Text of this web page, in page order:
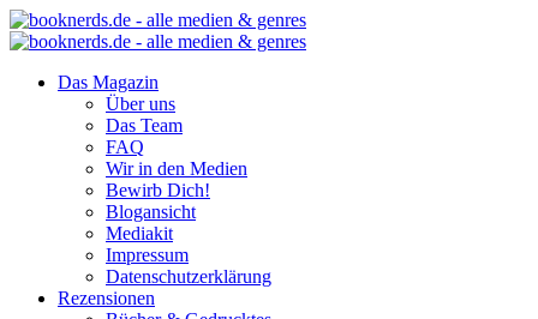
Das Magazin
Über uns
Das Team
FAQ
Wir in den Medien
Bewirb Dich!
Blogansicht
Mediakit
Impressum
Datenschutzerklärung
Rezensionen